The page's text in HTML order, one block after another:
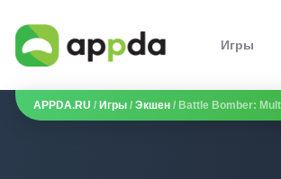
Игры
APPDA.RU / Игры / Экшен / Battle Bomber: